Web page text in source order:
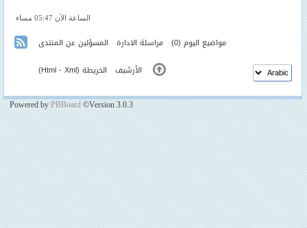
الساعة الآن 05:47 مساء
المسؤلين عن المنتدى مراسلة الادارة مواضيع اليوم (0)
الخريطة (
Html-Xml
) الأرشيف
Powered byPBBoard©Version 3.0.3